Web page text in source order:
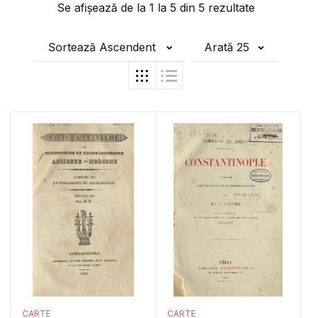
Se afișează de la 1 la 5 din 5 rezultate
Sortează Ascendent Arată 25
CARTE CARTE